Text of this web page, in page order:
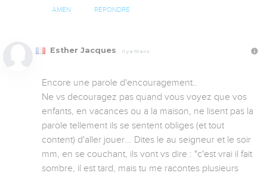
AMEN RÉPONDRE
Esther Jacques Il y a 10 ans
Encore une parole d'encouragement..
Ne vs decouragez pas quand vous voyez que vos
enfants, en vacances ou a la maison, ne lisent pas la
parole tellement ils se sentent obliges (et tout
content) d'aller jouer... Dites le au seigneur et le soir
mm, en se couchant, ils vont vs dire : "c'est vrai il fait
sombre, il est tard, mais tu me racontes plusieurs